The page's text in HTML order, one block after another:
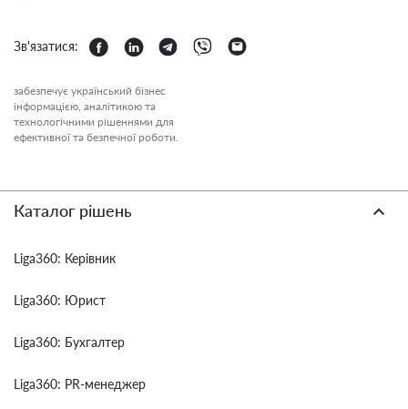
Зв'язатися:
забезпечує український бізнес
інформацією, аналітикою та
технологічними рішеннями для
ефективної та безпечної роботи.
Каталог рішень
Liga360: Керівник
Liga360: Юрист
Liga360: Бухгалтер
Liga360: PR-менеджер